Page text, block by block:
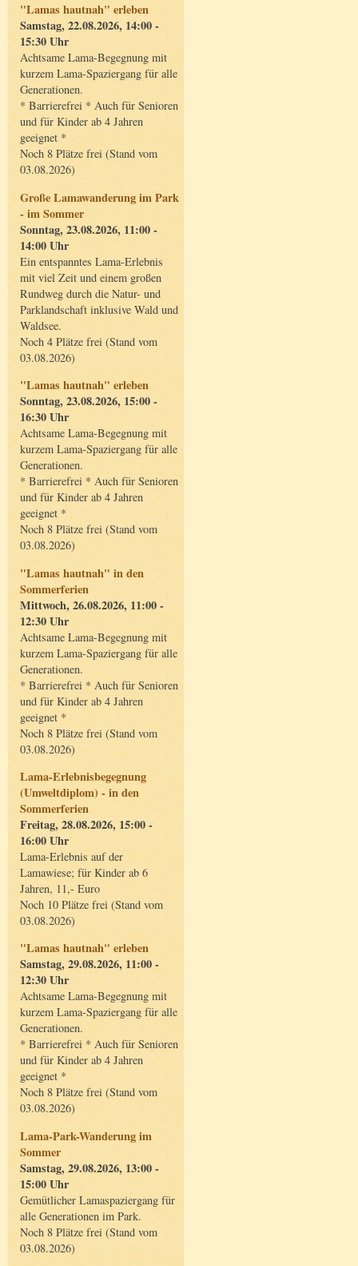
"Lamas hautnah" erleben
Samstag, 22.08.2026, 14:00 -
15:30 Uhr
Achtsame Lama-Begegnung mit
kurzem Lama-Spaziergang für alle
Generationen.
* Barrierefrei * Auch für Senioren
und für Kinder ab 4 Jahren
geeignet *
Noch 8 Plätze frei (Stand vom
03.08.2026)
Große Lamawanderung im Park
- im Sommer
Sonntag, 23.08.2026, 11:00 -
14:00 Uhr
Ein entspanntes Lama-Erlebnis
mit viel Zeit und einem großen
Rundweg durch die Natur- und
Parklandschaft inklusive Wald und
Waldsee.
Noch 4 Plätze frei (Stand vom
03.08.2026)
"Lamas hautnah" erleben
Sonntag, 23.08.2026, 15:00 -
16:30 Uhr
Achtsame Lama-Begegnung mit
kurzem Lama-Spaziergang für alle
Generationen.
* Barrierefrei * Auch für Senioren
und für Kinder ab 4 Jahren
geeignet *
Noch 8 Plätze frei (Stand vom
03.08.2026)
"Lamas hautnah" in den
Sommerferien
Mittwoch, 26.08.2026, 11:00 -
12:30 Uhr
Achtsame Lama-Begegnung mit
kurzem Lama-Spaziergang für alle
Generationen.
* Barrierefrei * Auch für Senioren
und für Kinder ab 4 Jahren
geeignet *
Noch 8 Plätze frei (Stand vom
03.08.2026)
Lama-Erlebnisbegegnung
(Umweltdiplom) - in den
Sommerferien
Freitag, 28.08.2026, 15:00 -
16:00 Uhr
Lama-Erlebnis auf der
Lamawiese; für Kinder ab 6
Jahren, 11,- Euro
Noch 10 Plätze frei (Stand vom
03.08.2026)
"Lamas hautnah" erleben
Samstag, 29.08.2026, 11:00 -
12:30 Uhr
Achtsame Lama-Begegnung mit
kurzem Lama-Spaziergang für alle
Generationen.
* Barrierefrei * Auch für Senioren
und für Kinder ab 4 Jahren
geeignet *
Noch 8 Plätze frei (Stand vom
03.08.2026)
Lama-Park-Wanderung im
Sommer
Samstag, 29.08.2026, 13:00 -
15:00 Uhr
Gemütlicher Lamaspaziergang für
alle Generationen im Park.
Noch 8 Plätze frei (Stand vom
03.08.2026)